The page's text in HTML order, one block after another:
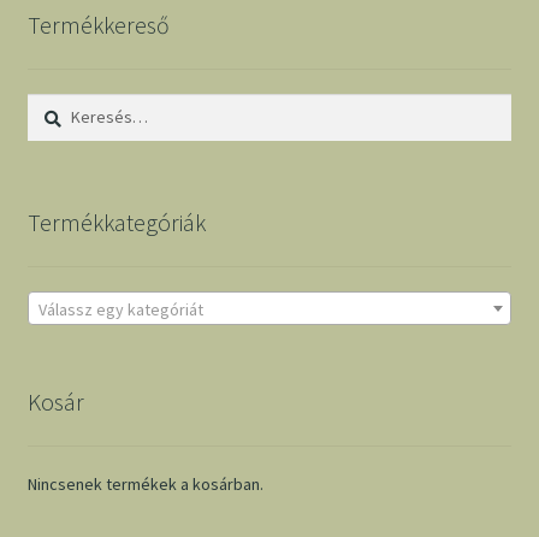
Termékkereső
Keresés:
Termékkategóriák
Válassz egy kategóriát
Kosár
Nincsenek termékek a kosárban.